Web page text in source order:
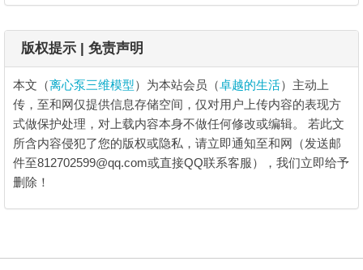
版权提示 | 免责声明
本文（离心泵三维模型）为本站会员（卓越的生活）主动上
传，至和网仅提供信息存储空间，仅对用户上传内容的表现方
式做保护处理，对上载内容本身不做任何修改或编辑。 若此文
所含内容侵犯了您的版权或隐私，请立即通知至和网（发送邮
件至812702599@qq.com或直接QQ联系客服），我们立即给予
删除！